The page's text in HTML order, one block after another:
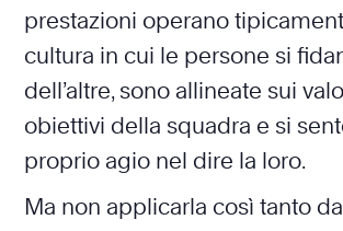
prestazioni operano
cultura in cui le persone si
dell’altre, sono allineate sui
obiettivi della squadra e si
proprio agio nel dire la loro.
Ma non applicarla così tanto